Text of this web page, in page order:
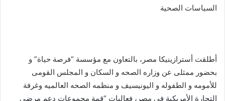
السياسات الصحية
أطلقت أسترازينيكا مصر، بالتعاون مع مؤسسة “فرصة حياة” و
بحضور ممثلى عن وزاره الصحه و السكان و المجلس القومى
للأمومه و الطفوله و اليونيسيف و منظمه الصحه العالميه وغرفة
التجارة الأمريكية في مصر، فعاليات “قمة مجموعات دعم مرضى